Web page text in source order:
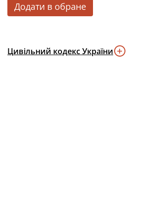
Додати в обране
Цивільний кодекс України